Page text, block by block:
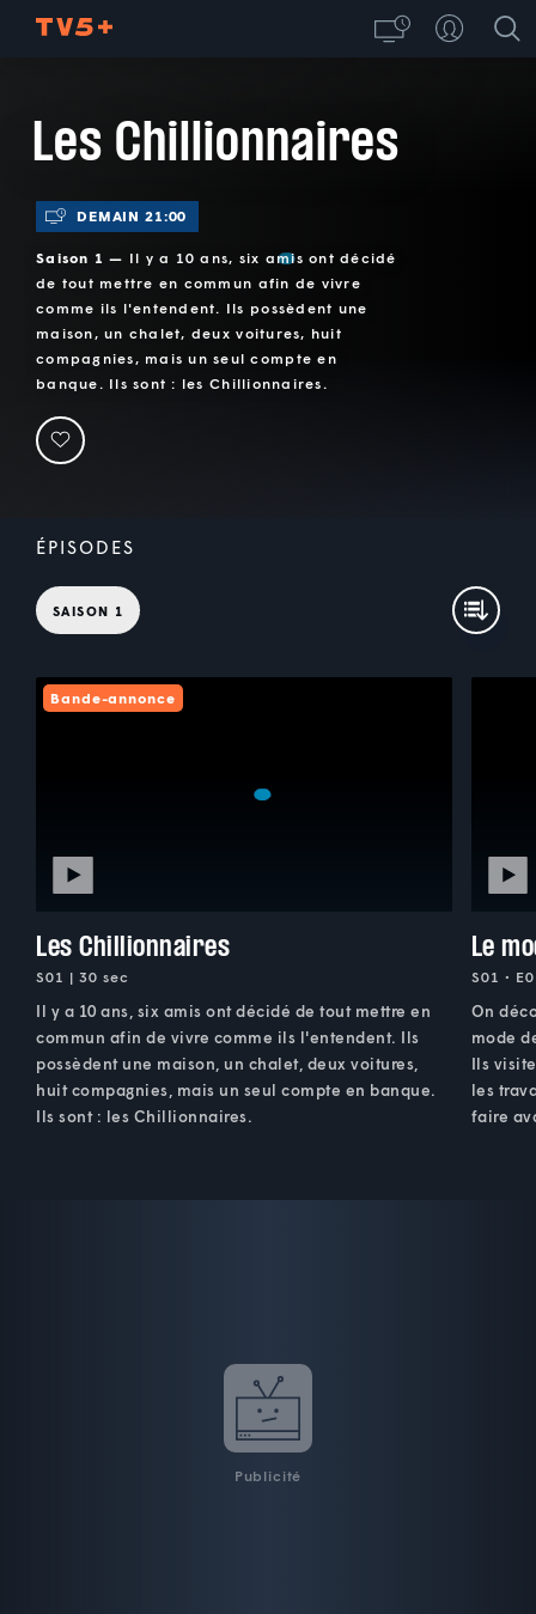
Les Chillionnaires
DEMAIN 21:00
Saison 1 — Il y a 10 ans, six amis ont décidé
de tout mettre en commun afin de vivre
comme ils l'entendent. Ils possèdent une
maison, un chalet, deux voitures, huit
compagnies, mais un seul compte en
banque. Ils sont : les Chillionnaires.
ÉPISODES
SAISON 1
Bande-annonce
Les Chillionnaires
S01 | 30 sec
Il y a 10 ans, six amis ont décidé de tout mettre en
commun afin de vivre comme ils l'entendent. Ils
possèdent une maison, un chalet, deux voitures,
huit compagnies, mais un seul compte en banque.
Ils sont : les Chillionnaires.
Le
S01 •
On
mode
Ils
les
faire
Publicité